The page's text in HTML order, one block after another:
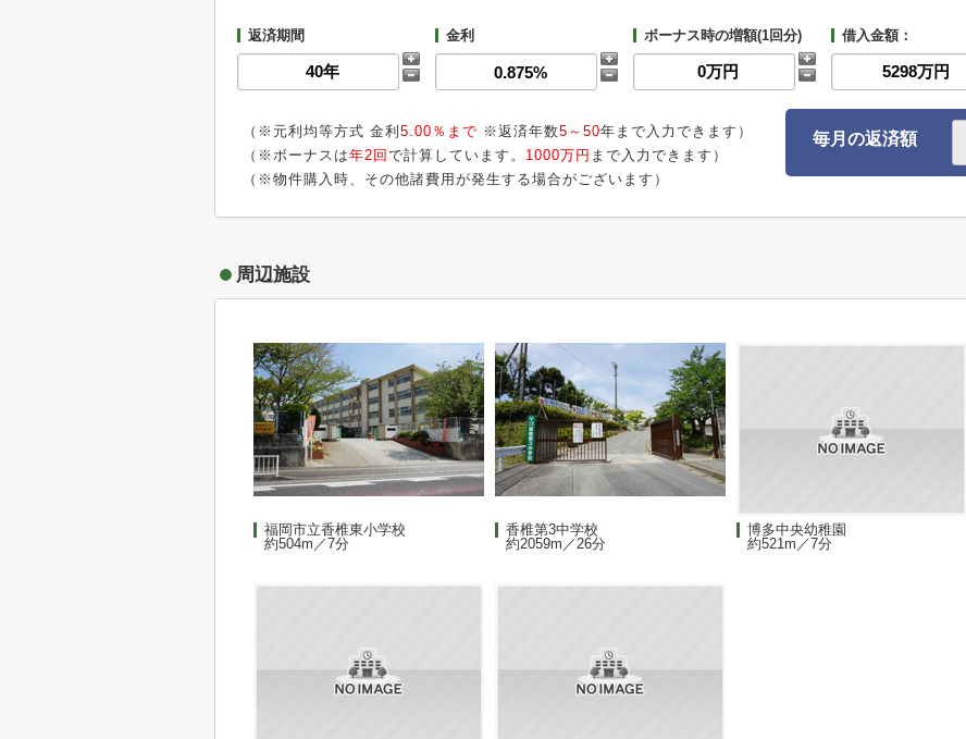
返済期間 金利 ボーナス時の増額(1回分) 借入金額：
（※元利均等方式 金利 5.00％まで ※返済年数5～50年まで入力できます）
（※ボーナスは年2回 で計算しています。 1000万円 まで入力できます）
（※物件購入時、その他諸費用が発生する場合がございます）
毎月の返済額
周辺施設
福岡市立香椎東小学校
約504m／7分
香椎第3中学校
約2059m／26分
博多中央幼稚園
約521m／7分